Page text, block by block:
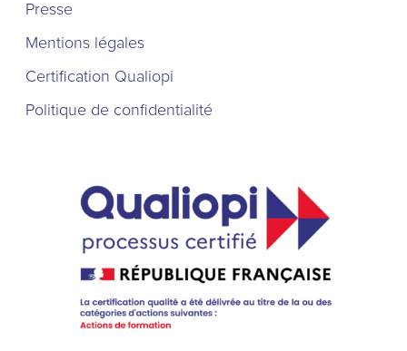
Presse
Mentions légales
Certification Qualiopi
Politique de confidentialité